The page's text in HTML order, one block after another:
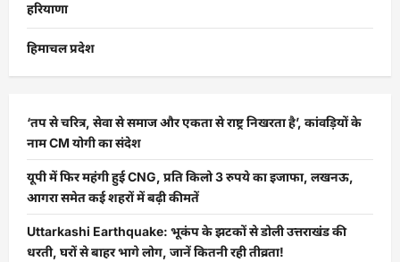
हरियाणा
हिमाचल प्रदेश
‘तप से चरित्र, सेवा से समाज और एकता से राष्ट्र निखरता है’, कांवड़ियों के
नाम CM योगी का संदेश
यूपी में फिर महंगी हुई CNG, प्रति किलो 3 रुपये का इजाफा, लखनऊ,
आगरा समेत कई शहरों में बढ़ी कीमतें
Uttarkashi Earthquake: भूकंप के झटकों से डोली उत्तराखंड की
धरती, घरों से बाहर भागे लोग, जानें कितनी रही तीव्रता!